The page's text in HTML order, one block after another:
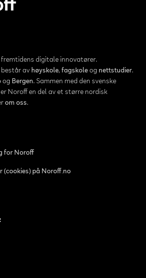
digitale innovatører.
av høyskole, fagskoleog nettstudier.
og Bergen. Sammen med den svenske
er Noroff en del av et større nordisk
om oss.
for Noroff
(cookies) på Noroff.no